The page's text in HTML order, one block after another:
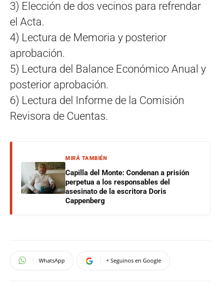
3) Elección de dos vecinos para refrendar
el Acta.
4) Lectura de Memoria y posterior
aprobación.
5) Lectura del Balance Económico Anual y
posterior aprobación.
6) Lectura del Informe de la Comisión
Revisora de Cuentas.
MIRÁ TAMBIÉN
Capilla del Monte: Condenan a prisión
perpetua a los responsables del
asesinato de la escritora Doris
Cappenberg
WhatsApp + Seguinos en Google